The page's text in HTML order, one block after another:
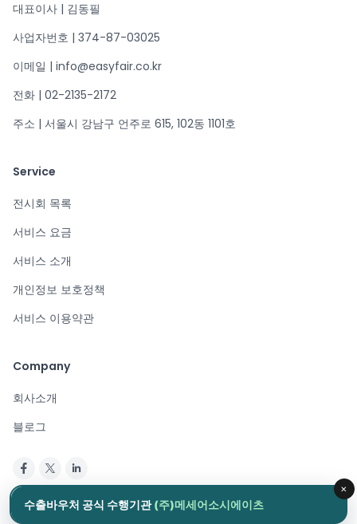
Copyright © 2024. All rights reserved.
대표이사 | 김동필
사업자번호 | 374-87-03025
이메일 | info@easyfair.co.kr
전화 | 02-2135-2172
주소 | 서울시 강남구 언주로 615, 102동 1101호
Service
전시회 목록
서비스 요금
서비스 소개
개인정보 보호정책
서비스 이용약관
Company
회사소개
블로그
×
수출바우처 공식 수행기관(주)메세어소시에이츠